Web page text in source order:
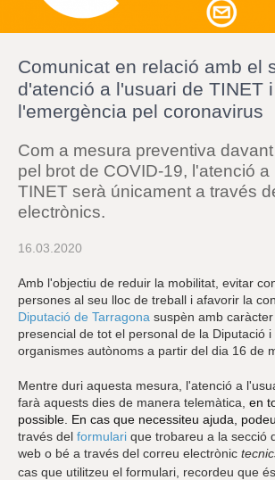
Comunicat en relació amb el
d'atenció a l'usuari de TINET i
l'emergència pel coronavirus
Com a mesura preventiva
pel brot de COVID-19, l'atenció a
TINET serà únicament a través
electrònics.
16.03.2020
Amb l'objectiu de reduir la mobilitat, evitar
persones al seu lloc de treball i afavorir la
Diputació de Tarragona suspèn amb
presencial de tot el personal de la Diputació i
organismes autònoms a partir del dia 16 de
Mentre duri aquesta mesura, l'atenció a
farà aquests dies de manera telemàtica, en
possible. En cas que necessiteu ajuda,
través del formulari que trobareu a la secció
web o bé a través del correu electrònic
cas que utilitzeu el formulari, recordeu que